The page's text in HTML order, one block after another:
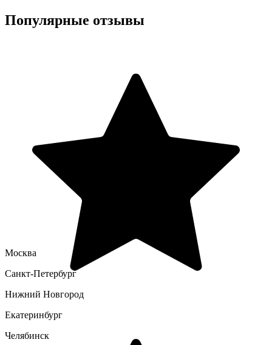
Популярные отзывы
Москва
Санкт-Петербург
Нижний Новгород
Екатеринбург
Челябинск